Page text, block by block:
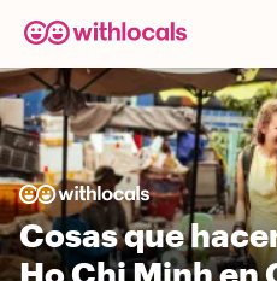
Cosas que
Ho Chi Minh en